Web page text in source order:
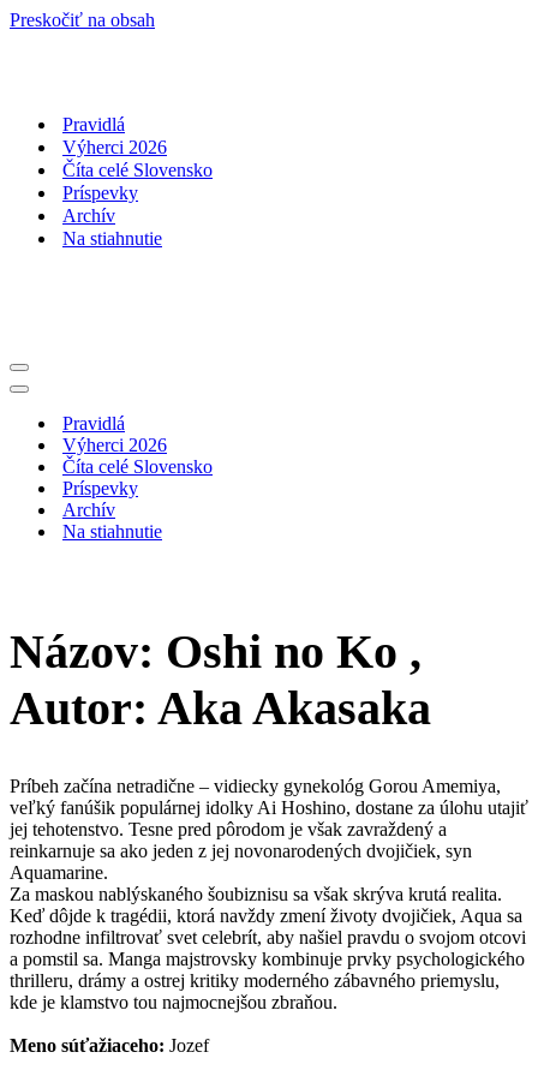
Preskočiť na obsah
Pravidlá
Výherci 2026
Číta celé Slovensko
Príspevky
Archív
Na stiahnutie
Menu
navigácie
Menu
navigáciePravidlá
Výherci 2026
Číta celé Slovensko
Príspevky
Archív
Na stiahnutie
Názov: Oshi no Ko ,​
Autor: Aka Akasaka
​Príbeh začína netradične – vidiecky gynekológ Gorou Amemiya,
veľký fanúšik populárnej idolky Ai Hoshino, dostane za úlohu utajiť
jej tehotenstvo. Tesne pred pôrodom je však zavraždený a
reinkarnuje sa ako jeden z jej novonarodených dvojičiek, syn
Aquamarine.
​Za maskou nablýskaného šoubiznisu sa však skrýva krutá realita.
Keď dôjde k tragédii, ktorá navždy zmení životy dvojičiek, Aqua sa
rozhodne infiltrovať svet celebrít, aby našiel pravdu o svojom otcovi
a pomstil sa. Manga majstrovsky kombinuje prvky psychologického
thrilleru, drámy a ostrej kritiky moderného zábavného priemyslu,
kde je klamstvo tou najmocnejšou zbraňou.
Meno súťažiaceho: Jozef